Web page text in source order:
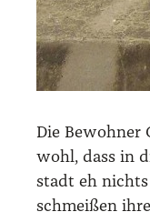
Die Bewoh­ner
wohl, dass in
stadt eh
schmei­ßen